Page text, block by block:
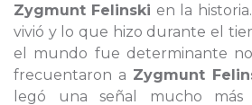
Zygmunt Felinski en la
vivió y lo que hizo durante el
el mundo fue determinante
frecuentaron a Zygmunt
legó una señal mucho